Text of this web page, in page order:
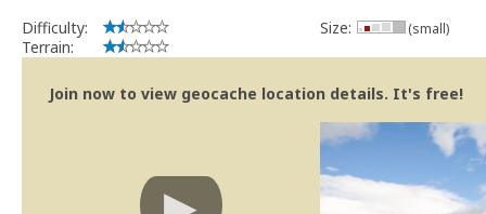
implicações que as guidelines actuais indicam.
Se no local existe algum container, por favor recolha-o a fim
Obrigado
Geocaching.com Volunteer Cache Reviewer
Difficulty:
Terrain:
Size: (small)
Join now to view geocache location details. It's free!